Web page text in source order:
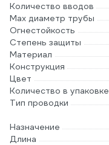
Количество вводов
Max диаметр трубы
Огнестойкость
Степень защиты
Материал
Конструкция
Цвет
Количество в упаковке
Тип проводки
Назначение
Длина